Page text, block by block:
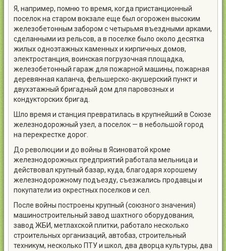
Я, например, помню то время, когда пристанционный
поселок на старом вокзале еще был огорожен высоким
железобетонным забором с четырьмя въездными арками,
сделанными из рельсов, а в поселке было около десятка
жилых одноэтажных каменных и кирпичных домов,
электростанция, воинская погрузочная площадка,
железобетонный гараж для пожарной машины, пожарная
деревянная каланча, фельшерско-акушерский пункт и
двухэтажный бригадный дом для паровозных и
кондукторских бригад.
Шло время и станция превратилась в крупнейший в Союзе
железнодорожный узел, а поселок — в небольшой город
на перекрестке дорог.
До революции и до войны в Ясиноватой кроме
железнодорожных предприятий работала мельница и
действовал крупный базар, куда, благодаря хорошему
железнодорожному подъезду, съезжались продавцы и
покупатели из окрестных поселков и сел.
После войны построены крупный (союзного значения)
машиностроительный завод шахтного оборудования,
завод ЖБИ, метлахской плитки, работало несколько
строительных организаций, автобаз, строительный
техникум, несколько ПТУ и школ, два дворца культуры, два